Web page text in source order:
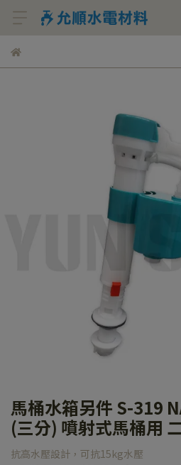
馬桶水箱另件 S-319
(三分) 噴射式馬桶用
抗高水壓設計，可抗15kg水壓